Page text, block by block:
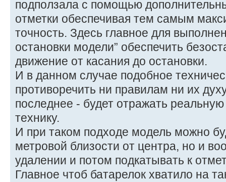
подползала с помощью
отметки обеспечивая тем самым
точность. Здесь главное для
остановки модели” обеспечить
движение от касания до остановки.
И в данном случае подобное
противоречить ни правилам ни их
последнее - будет отражать
технику.
И при таком подходе модель можно
метровой близости от центра, но и
удалении и потом подкатывать к
Главное чтоб батарелок хватило на